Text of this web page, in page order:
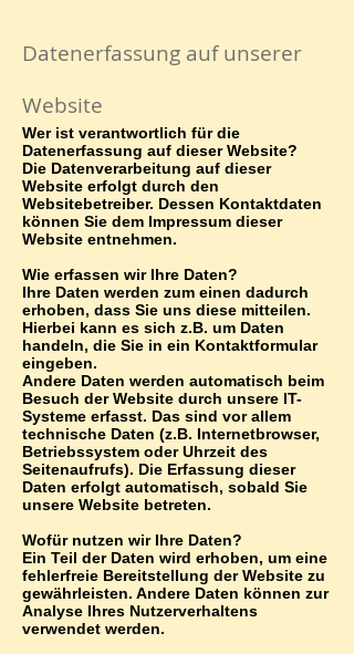
Datenerfassung auf unserer
Website
Wer ist verantwortlich für die
Datenerfassung auf dieser Website?
Die Datenverarbeitung auf dieser
Website erfolgt durch den
Websitebetreiber. Dessen Kontaktdaten
können Sie dem Impressum dieser
Website entnehmen.
Wie erfassen wir Ihre Daten?
Ihre Daten werden zum einen dadurch
erhoben, dass Sie uns diese mitteilen.
Hierbei kann es sich z.B. um Daten
handeln, die Sie in ein Kontaktformular
eingeben.
Andere Daten werden automatisch beim
Besuch der Website durch unsere IT-
Systeme erfasst. Das sind vor allem
technische Daten (z.B. Internetbrowser,
Betriebssystem oder Uhrzeit des
Seitenaufrufs). Die Erfassung dieser
Daten erfolgt automatisch, sobald Sie
unsere Website betreten.
Wofür nutzen wir Ihre Daten?
Ein Teil der Daten wird erhoben, um eine
fehlerfreie Bereitstellung der Website zu
gewährleisten. Andere Daten können zur
Analyse Ihres Nutzerverhaltens
verwendet werden.